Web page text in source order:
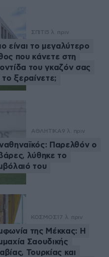
ΣΠΙΤΙ5 λ. πριν
είναι το μεγαλύτερο
που κάνετε στη
του γκαζόν σας
το ξεραίνετε;
ΑΘΛΗΤΙΚΑ9 λ. πριν
Παρελθόν ο
λύθηκε το
του
ΚΟΣΜΟΣ 17 λ. πριν
της Μέκκας: Η
Σαουδικής
Τουρκίας και